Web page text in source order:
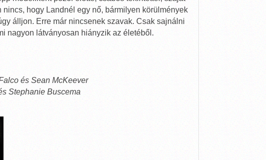
nincs, hogy Landnél egy nő, bármilyen körülmények
álljon. Erre már nincsenek szavak. Csak sajnálni
nagyon látványosan hiányzik az életéből.
és Sean McKeever
Stephanie Buscema